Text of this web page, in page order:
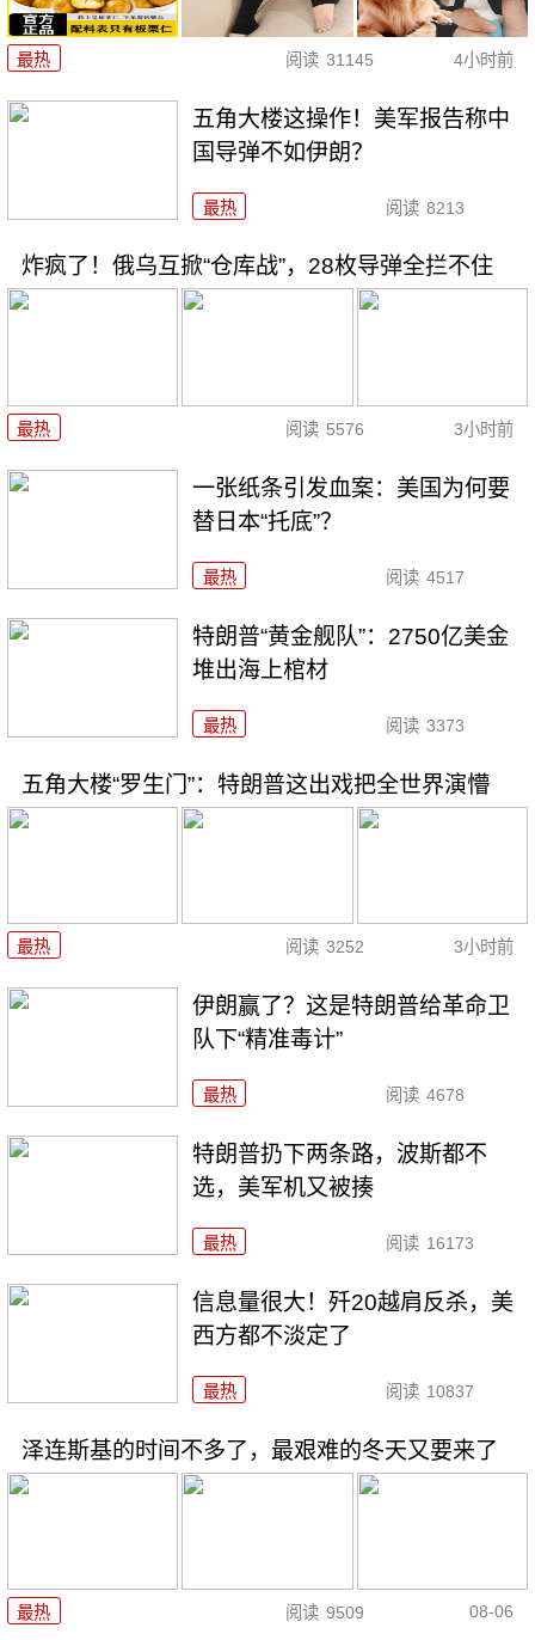
最热 阅读 31145 4小时前
五角大楼这操作！美军报告称中
国导弹不如伊朗？
最热 阅读 8213
炸疯了！俄乌互掀“仓库战”，28枚导弹全拦不住
最热 阅读 5576 3小时前
一张纸条引发血案：美国为何要
替日本“托底”？
最热 阅读 4517
特朗普“黄金舰队”：2750亿美金
堆出海上棺材
最热 阅读 3373
五角大楼“罗生门”：特朗普这出戏把全世界演懵
最热 阅读 3252 3小时前
伊朗赢了？这是特朗普给革命卫
队下“精准毒计”
最热 阅读 4678
特朗普扔下两条路，波斯都不
选，美军机又被揍
最热 阅读 16173
信息量很大！歼20越肩反杀，美
西方都不淡定了
最热 阅读 10837
泽连斯基的时间不多了，最艰难的冬天又要来了
最热 阅读 9509 08-06